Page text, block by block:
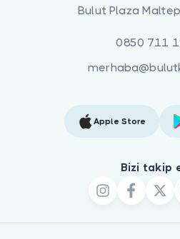
Bulut Plaza
0850 711
Apple Store
Bizi takip